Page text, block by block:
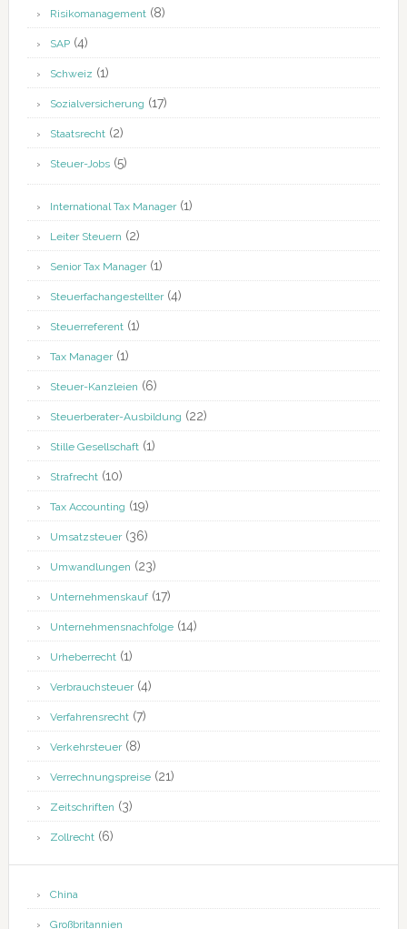
Risikomanagement(8)
SAP(4)
Schweiz (1)
Sozialversicherung (17)
Staatsrecht(2)
Steuer-Jobs(5)
International Tax Manager(1)
Leiter Steuern (2)
Senior Tax Manager(1)
Steuerfachangestellter(4)
Steuerreferent(1)
Tax Manager(1)
Steuer-Kanzleien (6)
Steuerberater-Ausbildung (22)
Stille Gesellschaft(1)
Strafrecht(10)
Tax Accounting (19)
Umsatzsteuer(36)
Umwandlungen (23)
Unternehmenskauf(17)
Unternehmensnachfolge(14)
Urheberrecht(1)
Verbrauchsteuer(4)
Verfahrensrecht(7)
Verkehrsteuer(8)
Verrechnungspreise(21)
Zeitschriften (3)
Zollrecht(6)
China
Großbritannien